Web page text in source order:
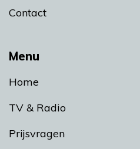
Menu
Home
TV & Radio
Prijsvragen
Contact